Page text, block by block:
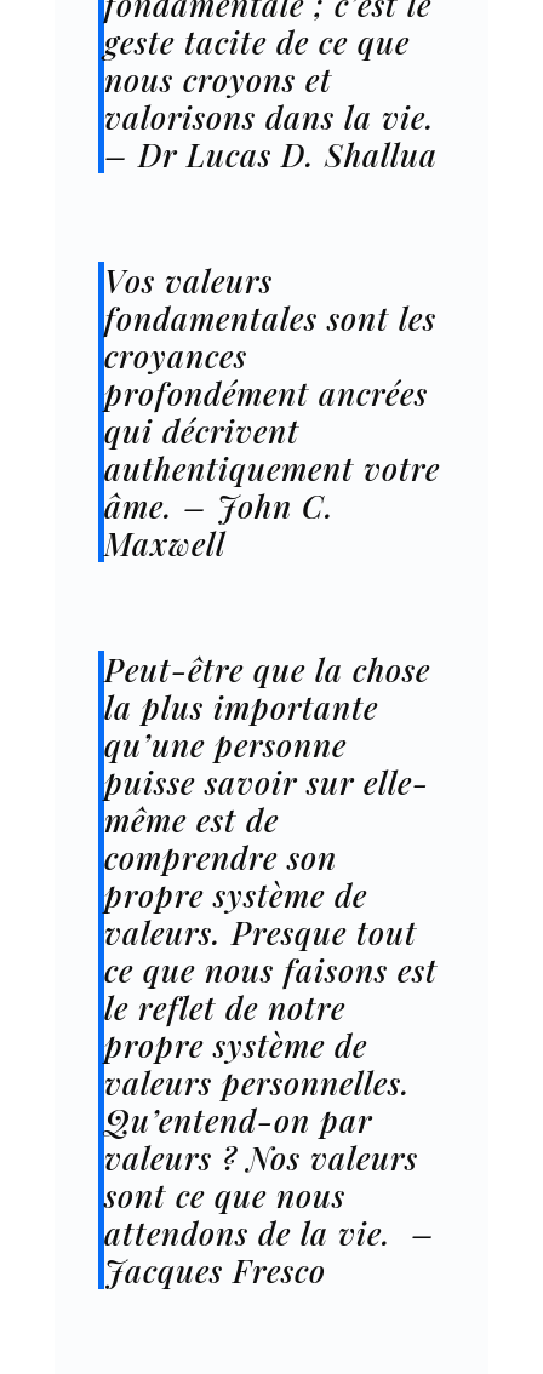
geste tacite de ce que
nous croyons et
valorisons dans la vie.
– Dr Lucas D. Shallua
Vos valeurs
fondamentales sont les
croyances
profondément ancrées
qui décrivent
authentiquement votre
âme. – John C.
Maxwell
Peut-être que la chose
la plus importante
qu’une personne
puisse savoir sur elle-
même est de
comprendre son
propre système de
valeurs. Presque tout
ce que nous faisons est
le reflet de notre
propre système de
valeurs personnelles.
Qu’entend-on par
valeurs ? Nos valeurs
sont ce que nous
attendons de la vie. –
Jacques Fresco